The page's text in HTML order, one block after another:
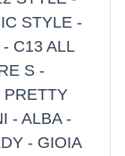
STYLE -
C13 ALL
S -
PRETTY
- ALBA -
- GIOIA